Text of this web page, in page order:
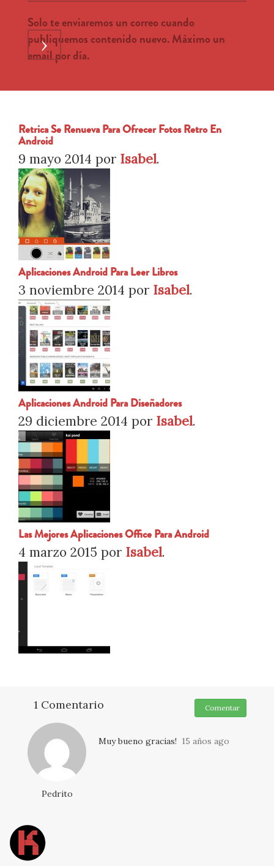
Solo te enviaremos un correo cuando
publiquemos contenido nuevo. Máximo un
email por día.
›
Retrica Se Renueva Para Ofrecer Fotos Retro En
Android
9 mayo 2014 por Isabel.
Aplicaciones Android Para Leer Libros
3 noviembre 2014 por Isabel.
Aplicaciones Android Para Diseñadores
29 diciembre 2014 por Isabel.
Las Mejores Aplicaciones Office Para Android
4 marzo 2015 por Isabel.
1 Comentario Comentar
Pedrito
15 años ago
Muy bueno gracias!